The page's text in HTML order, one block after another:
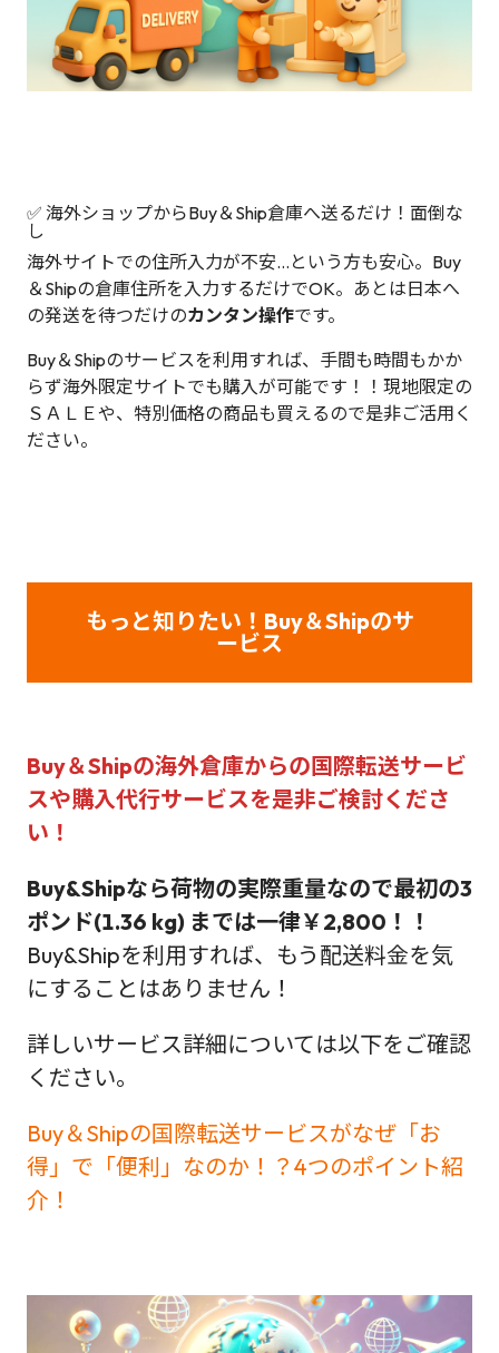
✅ 海外ショップからBuy＆Ship倉庫へ送るだけ！面倒な
し
海外サイトでの住所入力が不安…という方も安心。Buy
＆Shipの倉庫住所を入力するだけでOK。あとは日本へ
の発送を待つだけのカンタン操作です。
Buy＆Shipのサービスを利用すれば、手間も時間もかか
らず海外限定サイトでも購入が可能です！！現地限定の
ＳＡＬＥや、特別価格の商品も買えるので是非ご活用く
ださい。
もっと知りたい！Buy＆Shipのサ
ービス
Buy＆Shipの海外倉庫からの国際転送サービ
スや購入代行サービスを是非ご検討くださ
い！
Buy&Shipなら荷物の実際重量なので最初の3
ポンド(1.36 kg) までは一律￥2,800！！
Buy&Shipを利用すれば、もう配送料金を気
にすることはありません！
詳しいサービス詳細については以下をご確認
ください。
Buy＆Shipの国際転送サービスがなぜ「お
得」で「便利」なのか！？4つのポイント紹
介！